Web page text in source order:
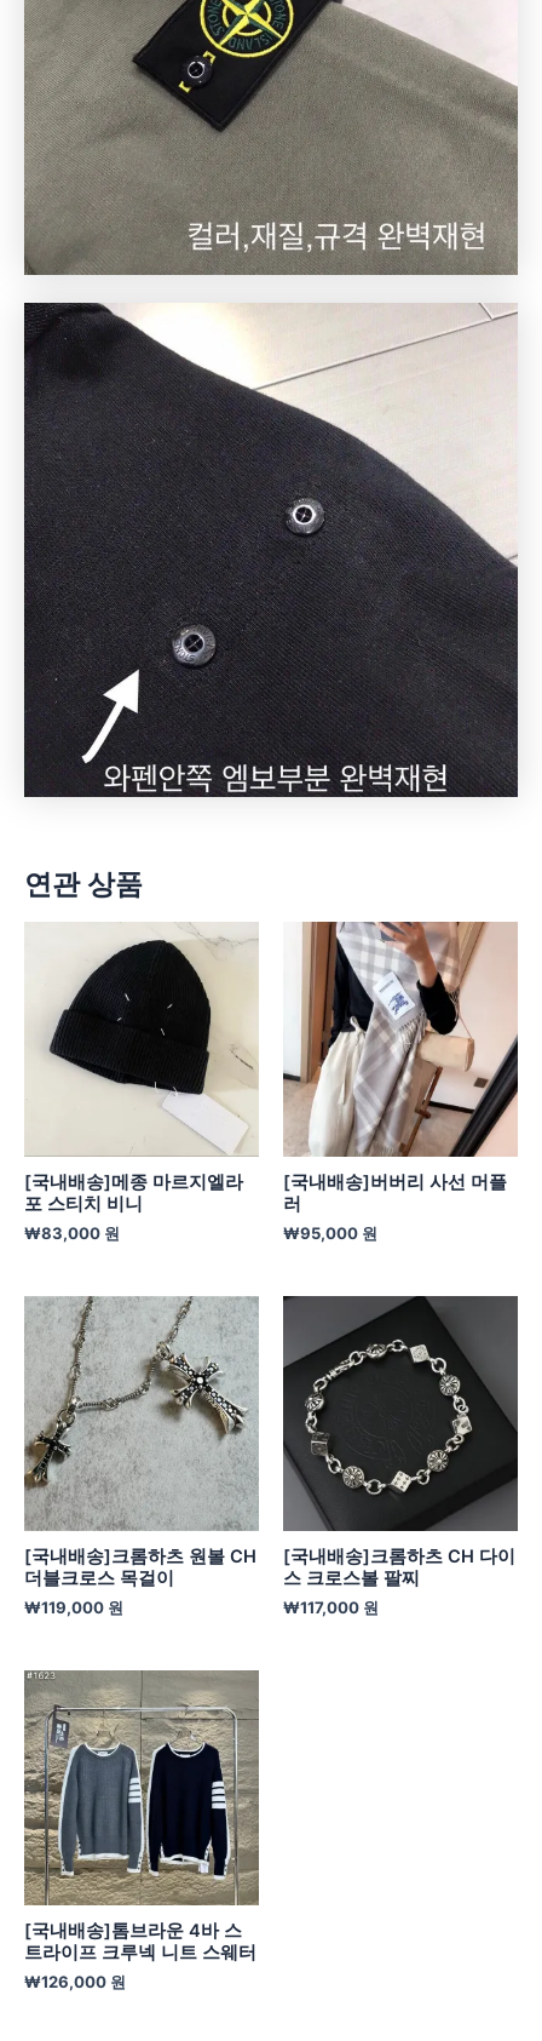
연관 상품
[국내배송]메종 마르지엘라
포 스티치 비니
₩83,000 원
[국내배송]버버리 사선 머플
러
₩95,000 원
[국내배송]크롬하츠 원볼 CH
더블크로스 목걸이
₩119,000 원
[국내배송]크롬하츠 CH 다이
스 크로스볼 팔찌
₩117,000 원
[국내배송]톰브라운 4바 스
트라이프 크루넥 니트 스웨터
₩126,000 원